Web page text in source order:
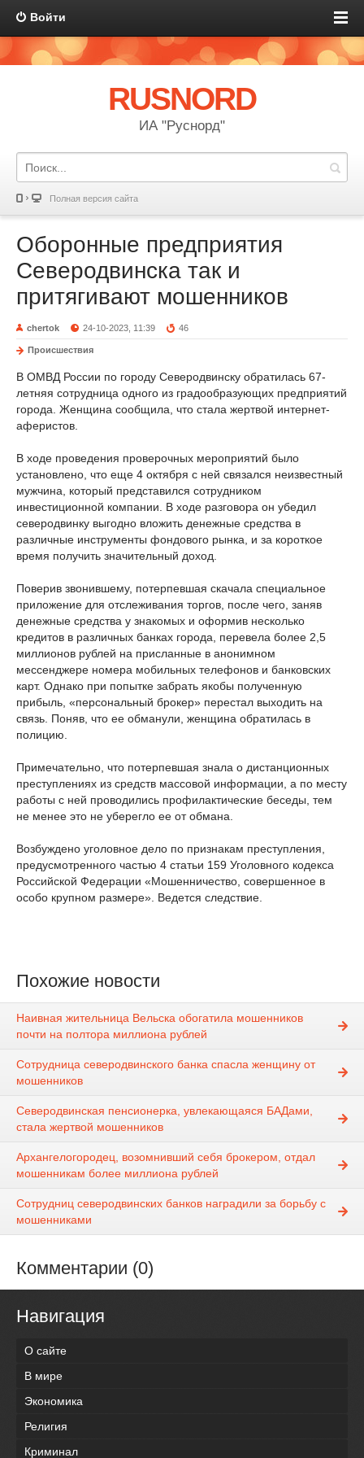
Войти
RUSNORD
ИА "Руснорд"
Полная версия сайта
Оборонные предприятия
Северодвинска так и
притягивают мошенников
chertok 24-10-2023, 11:39 46
Происшествия
В ОМВД России по городу Северодвинску обратилась 67-
летняя сотрудница одного из градообразующих предприятий
города. Женщина сообщила, что стала жертвой интернет-
аферистов.
В ходе проведения проверочных мероприятий было
установлено, что еще 4 октября с ней связался неизвестный
мужчина, который представился сотрудником
инвестиционной компании. В ходе разговора он убедил
северодвинку выгодно вложить денежные средства в
различные инструменты фондового рынка, и за короткое
время получить значительный доход.
Поверив звонившему, потерпевшая скачала специальное
приложение для отслеживания торгов, после чего, заняв
денежные средства у знакомых и оформив несколько
кредитов в различных банках города, перевела более 2,5
миллионов рублей на присланные в анонимном
мессенджере номера мобильных телефонов и банковских
карт. Однако при попытке забрать якобы полученную
прибыль, «персональный брокер» перестал выходить на
связь. Поняв, что ее обманули, женщина обратилась в
полицию.
Примечательно, что потерпевшая знала о дистанционных
преступлениях из средств массовой информации, а по месту
работы с ней проводились профилактические беседы, тем
не менее это не уберегло ее от обмана.
Возбуждено уголовное дело по признакам преступления,
предусмотренного частью 4 статьи 159 Уголовного кодекса
Российской Федерации «Мошенничество, совершенное в
особо крупном размере». Ведется следствие.
Похожие новости
Наивная жительница Вельска обогатила мошенников
почти на полтора миллиона рублей
Сотрудница северодвинского банка спасла женщину от
мошенников
Северодвинская пенсионерка, увлекающаяся БАДами,
стала жертвой мошенников
Архангелогородец, возомнивший себя брокером, отдал
мошенникам более миллиона рублей
Сотрудниц северодвинских банков наградили за борьбу с
мошенниками
Комментарии (0)
Навигация
О сайте
В мире
Экономика
Религия
Криминал